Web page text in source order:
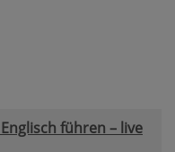
führen – live